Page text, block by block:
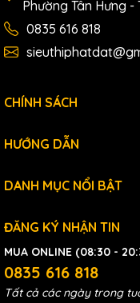
Phụ kiện đi kèmMáy
Body máy
Remote điều khiển
Chân để bàn xoay 360
Bàn nâng cao độ
Phường Tân Hưng -
0835 616 818
CHÍNH SÁCH
HƯỚNG DẪN
DANH MỤC NỔI BẬT
ĐĂNG KÝ NHẬN TIN
MUA ONLINE (08:30 -
0835 616 818
Tất cả các ngày trong